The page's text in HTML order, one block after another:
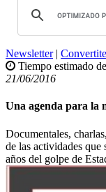
Newsletter|
Tiempo estimado
21/06/2016
Una agenda para la
Documentales,
de las actividades que
años del golpe de